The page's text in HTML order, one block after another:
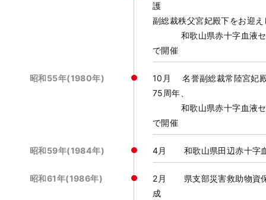
護
副総裁秩父宮妃殿下をお迎
和歌山県赤十字血液セン
で開催
昭和55年(1980年)
10月 名誉副総裁常陸宮妃
75周年、
和歌山県赤十字血液セン
で開催
昭和59年(1984年) 4月 和歌山県田辺赤十字血
昭和61年(1986年)
2月 県支部災害救助物資
成 3月